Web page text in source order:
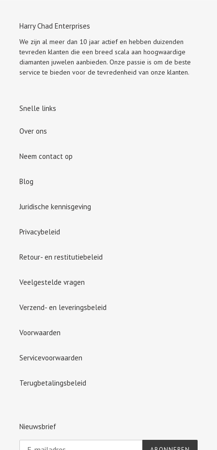
Harry Chad Enterprises
We zijn al meer dan 10 jaar actief en hebben duizenden
tevreden klanten die een breed scala aan hoogwaardige
diamanten juwelen aanbieden. Onze passie is om de beste
service te bieden voor de tevredenheid van onze klanten.
Snelle links
Over ons
Neem contact op
Blog
Juridische kennisgeving
Privacybeleid
Retour- en restitutiebeleid
Veelgestelde vragen
Verzend- en leveringsbeleid
Voorwaarden
Servicevoorwaarden
Terugbetalingsbeleid
Nieuwsbrief